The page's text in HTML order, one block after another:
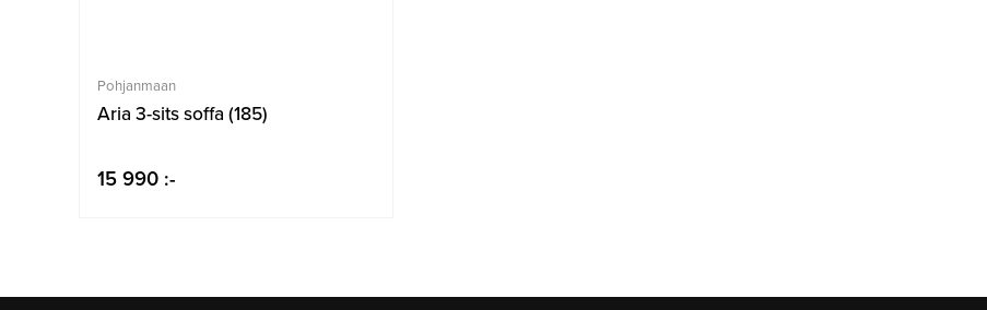
Pohjanmaan
Aria 3-sits soffa (185)
15 990 :-